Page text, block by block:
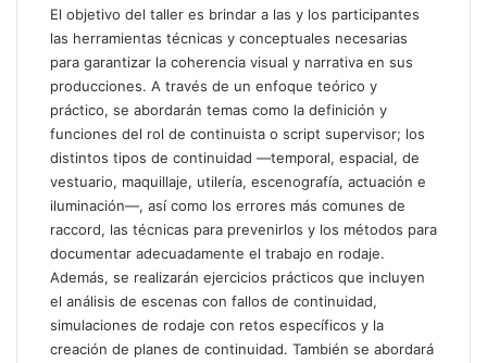
r
e
o
e
l
e
c
t
r
ó
n
El objetivo del taller es brindar a las y los participantes
las herramientas técnicas y conceptuales necesarias
para garantizar la coherencia visual y narrativa en sus
producciones. A través de un enfoque teórico y
práctico, se abordarán temas como la definición y
funciones del rol de continuista o script supervisor; los
distintos tipos de continuidad —temporal, espacial, de
vestuario, maquillaje, utilería, escenografía, actuación e
iluminación—, así como los errores más comunes de
raccord, las técnicas para prevenirlos y los métodos para
documentar adecuadamente el trabajo en rodaje.
Además, se realizarán ejercicios prácticos que incluyen
el análisis de escenas con fallos de continuidad,
simulaciones de rodaje con retos específicos y la
creación de planes de continuidad. También se abordará